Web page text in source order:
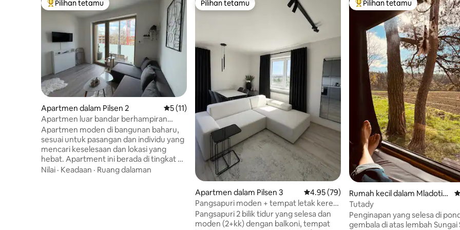
Pilihan utama tetamu
Pilihan tetamu
Apartmen dalam Pilsen 2 Penarafan purata 5 daripada 5, 11 ulasan
5 (11)
Apartmen luar bandar berhampiran
pusat bandar
Apartmen moden di bangunan baharu,
sesuai untuk pasangan dan individu yang
mencari keselesaan dan lokasi yang
hebat. Apartment ini berada di tingkat 4
bangunan yang mempunyai lif dan
Nilai · Keadaan · Ruang dalaman
Pilihan tetamu
Pilihan tetamu
Apartmen dalam Pilsen 3 Penarafan purata 4.95 daripada 5, 79 ulasan
4.95 (79)
Pangsapuri moden + tempat letak kereta
percuma
Pangsapuri 2 bilik tidur yang selesa dan
moden (2+kk) dengan balkoni, tempat
Pilihan utama tetamu
Pilihan tetamu
Rumah kecil dalam Mladotic
e
Tutady
Penginapan yang selesa di
gembala di atas lembah Sungai